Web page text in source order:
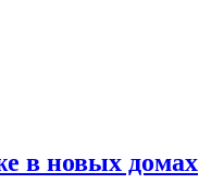
в новых домах